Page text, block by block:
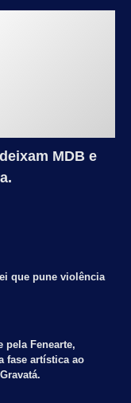
MDB e
que pune violência
pela Fenearte,
fase artística ao